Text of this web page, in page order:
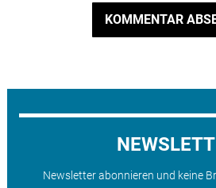
KOMMENTAR
Newsletter abonnieren und keine